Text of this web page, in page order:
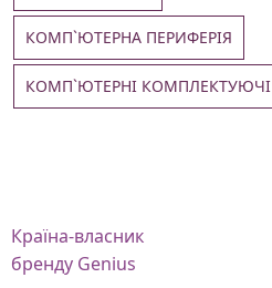
КОМП`ЮТЕРНА ПЕРИФЕРІЯ
КОМП`ЮТЕРНІ КОМПЛЕКТУЮЧІ
Країна-власник
бренду Genius